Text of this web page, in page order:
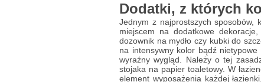
Dodatki, z których
Jednym z najprostszych sposobów,
miejscem na dodatkowe
dozownik na mydło czy kubki do
na intensywny kolor bądź nietypowe
wyraźny wygląd. Należy o tej
stojaka na papier toaletowy. W
element wyposażenia każdej